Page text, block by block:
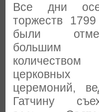
Все дни
торжеств 1799
были
большим
количеством
церковных
церемоний,
Гатчину